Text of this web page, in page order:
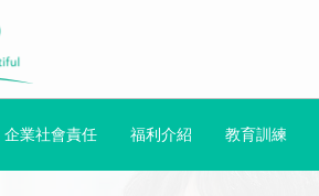
企業社會責任 福利介紹 教育訓練